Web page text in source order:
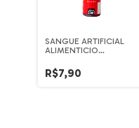
SANGUE ARTIFICIAL
ALIMENTICIO
R$7,90